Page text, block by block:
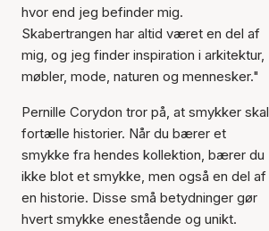
hvor end jeg befinder mig.
Skabertrangen har altid været en del af
mig, og jeg finder inspiration i arkitektur,
møbler, mode, naturen og mennesker."
Pernille Corydon tror på, at smykker skal
fortælle historier. Når du bærer et
smykke fra hendes kollektion, bærer du
ikke blot et smykke, men også en del af
en historie. Disse små betydninger gør
hvert smykke enestående og unikt.